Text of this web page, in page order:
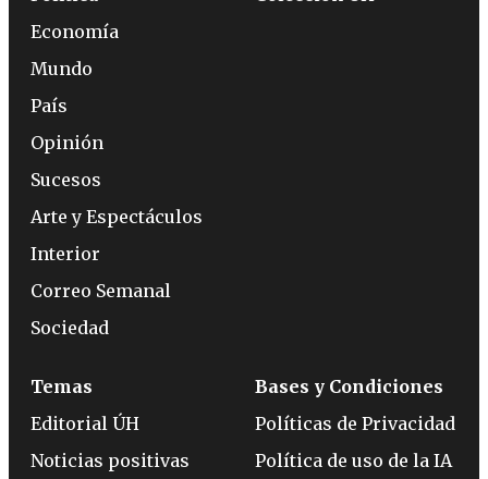
Economía
Mundo
País
Opinión
Sucesos
Arte y Espectáculos
Interior
Correo Semanal
Sociedad
Temas
Editorial ÚH
Noticias positivas
Bases y Condiciones
Políticas de Privacidad
Política de uso de la IA